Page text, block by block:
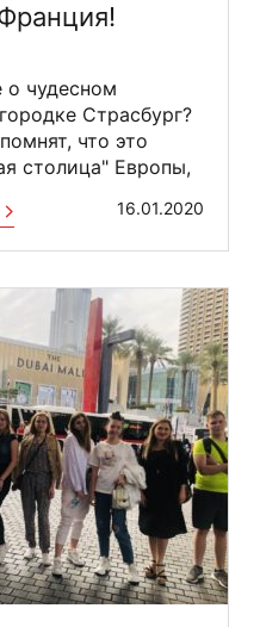
о чудесном
Страсбург?
что это
столица" Европы,
16.01.2020